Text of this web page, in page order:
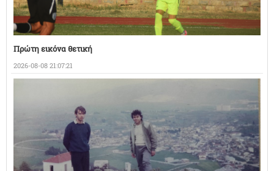
Πρώτη εικόνα θετική
2026-08-08 21:07:21